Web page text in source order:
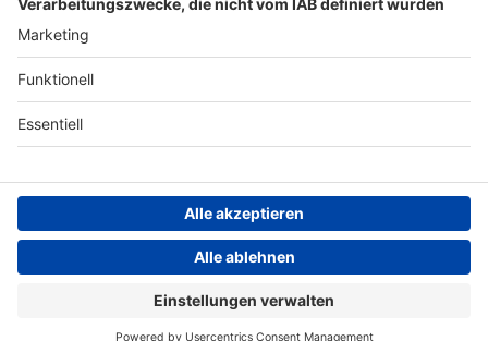
Teilnahmebedingungen
Grounding Page ANTENNE
BAYERN
Datenschutz­erklärung
einstellungen
Persönliche Datenkontrolle
ANTENNE BAYERN Live